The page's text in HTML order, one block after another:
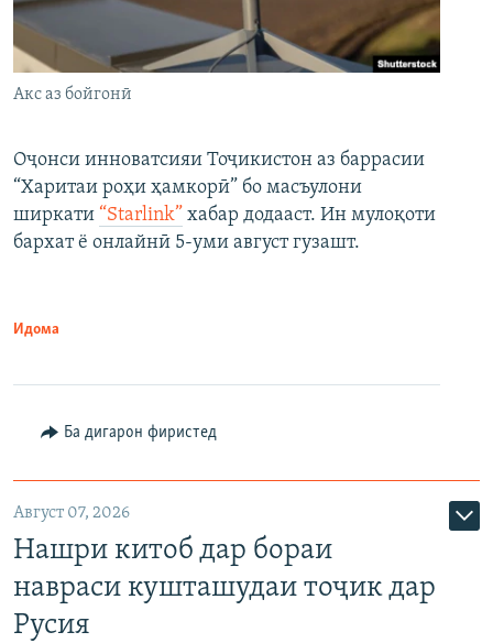
Акс аз бойгонӣ
Оҷонси инноватсияи Тоҷикистон аз баррасии
“Харитаи роҳи ҳамкорӣ” бо масъулони
ширкати “Starlink” хабар додааст. Ин мулоқоти
бархат ё онлайнӣ 5-уми август гузашт.
Идома
Ба дигарон фиристед
Август 07, 2026
Нашри китоб дар бораи
навраси кушташудаи тоҷик дар
Русия